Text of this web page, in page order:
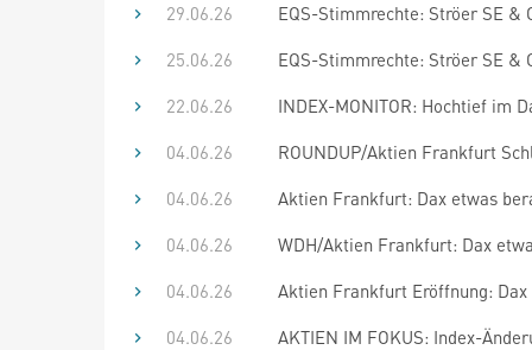
29.06.26
EQS-Stimmrechte: Ströer SE &
25.06.26
EQS-Stimmrechte: Ströer SE &
22.06.26
INDEX-MONITOR: Hochtief im
04.06.26
ROUNDUP/Aktien Frankfurt
04.06.26
Aktien Frankfurt: Dax etwas
04.06.26
WDH/Aktien Frankfurt: Dax
04.06.26
Aktien Frankfurt Eröffnung:
04.06.26
AKTIEN IM FOKUS: Index-